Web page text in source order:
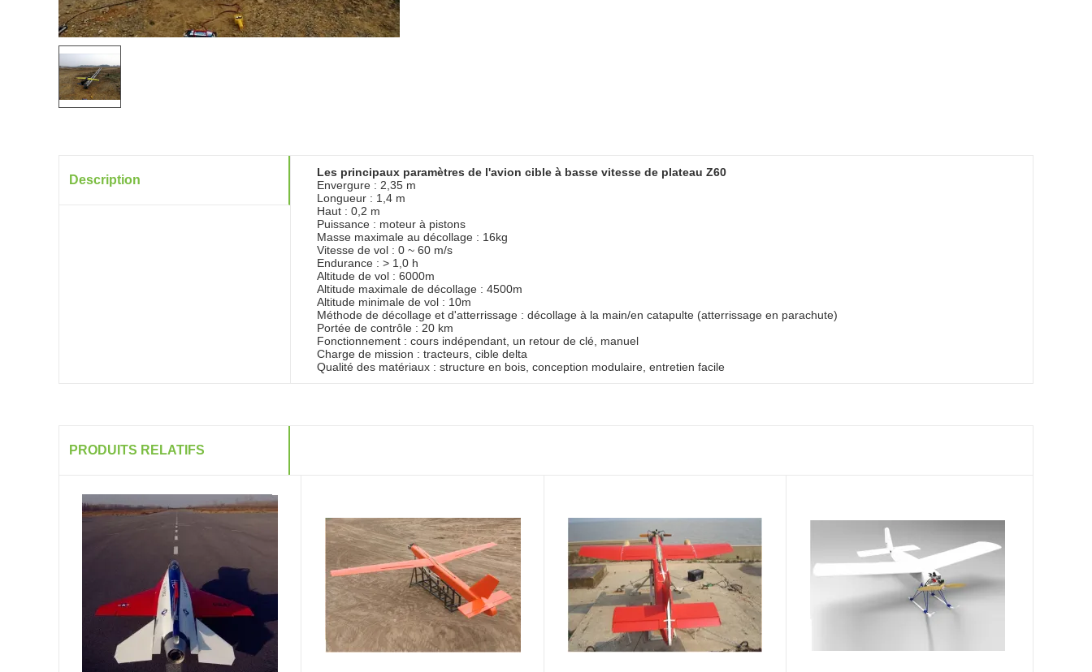
Description
Les principaux paramètres de l'avion cible à basse vitesse de plateau Z60
Envergure : 2,35 m
Longueur : 1,4 m
Haut : 0,2 m
Puissance : moteur à pistons
Masse maximale au décollage : 16kg
Vitesse de vol : 0 ~ 60 m/s
Endurance : > 1,0 h
Altitude de vol : 6000m
Altitude maximale de décollage : 4500m
Altitude minimale de vol : 10m
Méthode de décollage et d'atterrissage : décollage à la main/en catapulte (atterrissage en parachute)
Portée de contrôle : 20 km
Fonctionnement : cours indépendant, un retour de clé, manuel
Charge de mission : tracteurs, cible delta
Qualité des matériaux : structure en bois, conception modulaire, entretien facile
PRODUITS RELATIFS